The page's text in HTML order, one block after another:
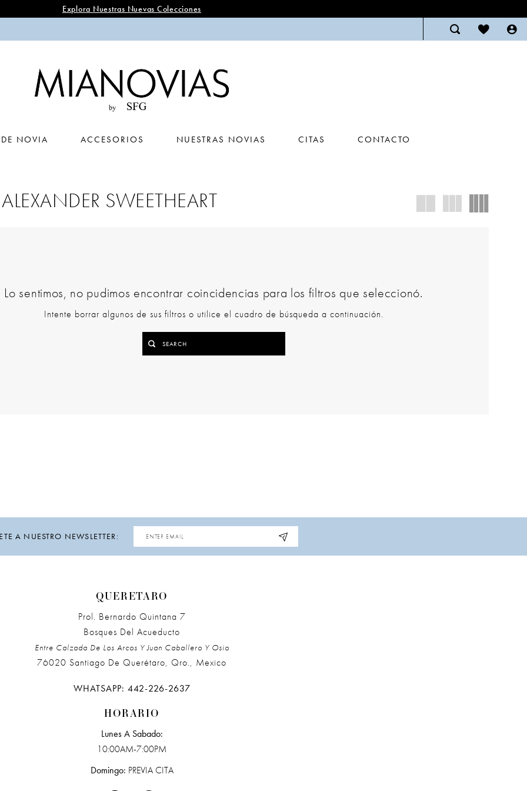
Explora Nuestras Nuevas Colecciones
NOVIA ACCESORIOS NUESTRAS NOVIAS CITAS CONTACTO
SWEETHEART
Lo sentimos, no pudimos encontrar coincidencias para los filtros que seleccionó.
Intente borrar algunos de sus filtros o utilice el cuadro de búsqueda a continuación.
A NUESTRO NEWSLETTER:
QUERETARO
Prol. Bernardo Quintana 7
Bosques Del Acueducto
Entre Calzada De Los Arcos Y Juan Caballero Y Osio
76020 Santiago De Querétaro, Qro., Mexico
WHATSAPP: 442-226-2637
HORARIO
Lunes A Sabado:
10:00AM-7:00PM
Domingo: PREVIA CITA